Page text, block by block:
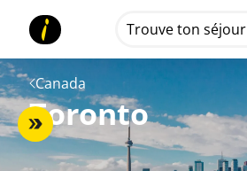
Trouve ton séjour
Canada
Toronto